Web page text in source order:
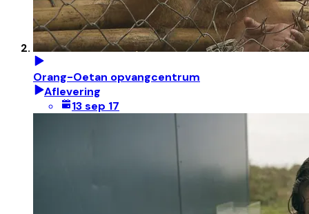
Orang-Oetan opvangcentrum
Aflevering
13 sep 17